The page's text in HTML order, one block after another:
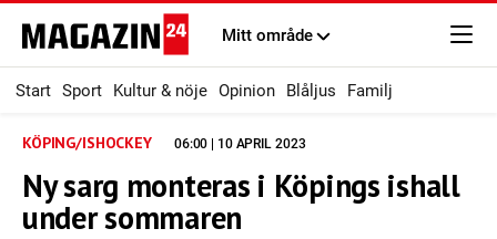
Mitt område
Start Sport Kultur & nöje Opinion Blåljus Familj
KÖPING/ISHOCKEY 06:00 | 10 APRIL 2023
Ny sarg monteras i Köpings ishall
under sommaren